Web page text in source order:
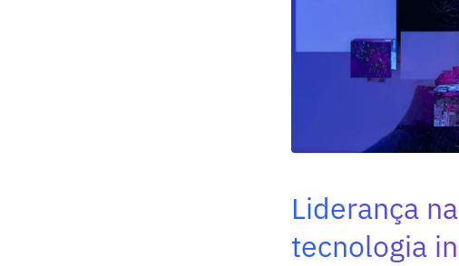
Liderança
tecnologia